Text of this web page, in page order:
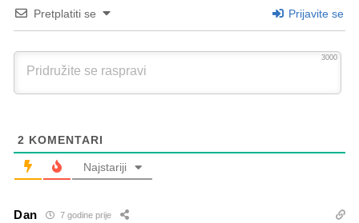
Pretplatiti se Prijavite se
3000
2 KOMENTARI
Najstariji
Dan 7 godine prije